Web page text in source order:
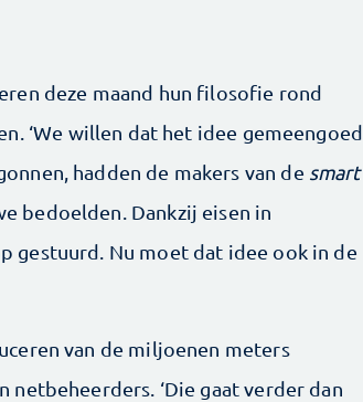
deze maand hun filosofie rond
‘We willen dat het idee gemeengoed
hadden de makers van de smart
bedoelden. Dankzij eisen in
gestuurd. Nu moet dat idee ook in de
van de miljoenen meters
netbeheerders. ‘Die gaat verder dan